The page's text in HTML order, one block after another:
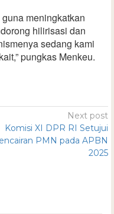
meningkatkan
hilirisasi dan
sedang kami
pungkas Menkeu.
Next post
Komisi XI DPR RI Setujui
PMN pada APBN
2025